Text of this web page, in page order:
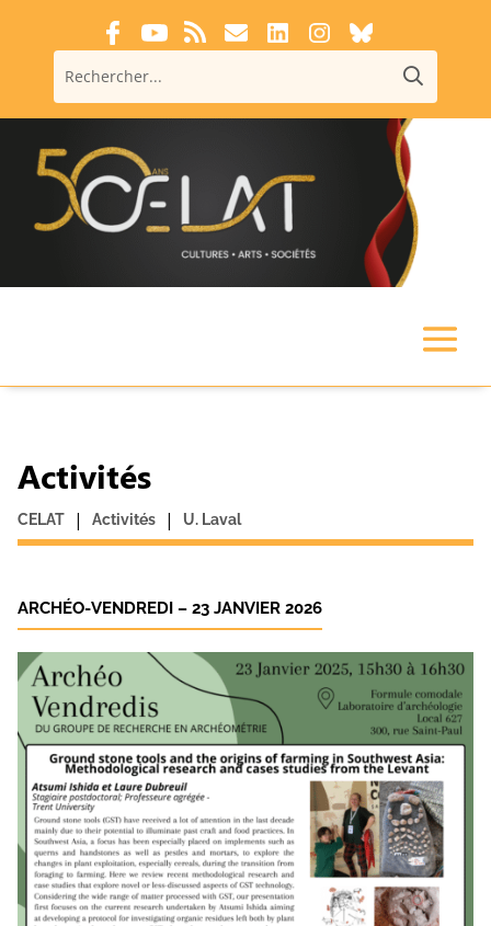
Activités
CELAT | Activités | U. Laval
ARCHÉO-VENDREDI – 23 JANVIER 2026